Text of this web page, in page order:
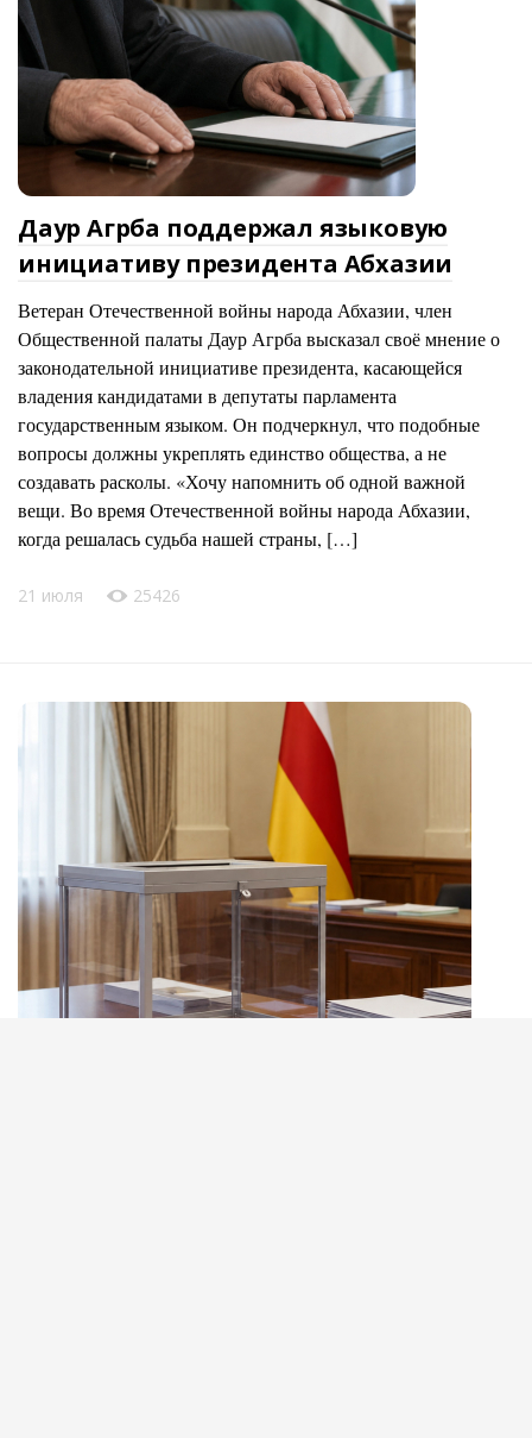
Даур Агрба поддержал языковую
инициативу президента Абхазии
Ветеран Отечественной войны народа Абхазии, член
Общественной палаты Даур Агрба высказал своё мнение о
законодательной инициативе президента, касающейся
владения кандидатами в депутаты парламента
государственным языком. Он подчеркнул, что подобные
вопросы должны укреплять единство общества, а не
создавать расколы. «Хочу напомнить об одной важной
вещи. Во время Отечественной войны народа Абхазии,
когда решалась судьба нашей страны, […]
21 июля 25426